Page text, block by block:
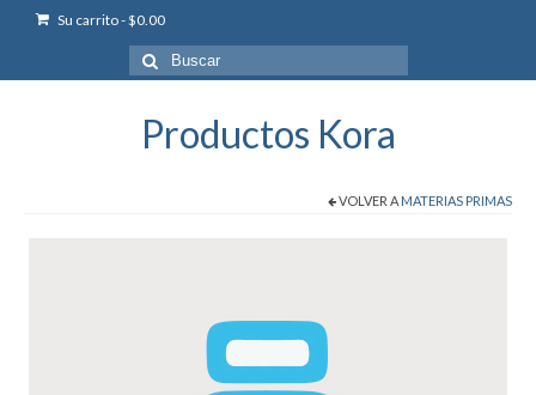
Su carrito-$0.00
Buscar
por:
Productos Kora
VOLVER A MATERIAS PRIMAS